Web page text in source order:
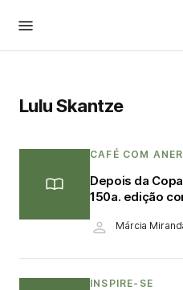
Lulu Skantze
CAFÉ COM ANER
Depois da
150a. edição
Márcia
INSPIRE-SE